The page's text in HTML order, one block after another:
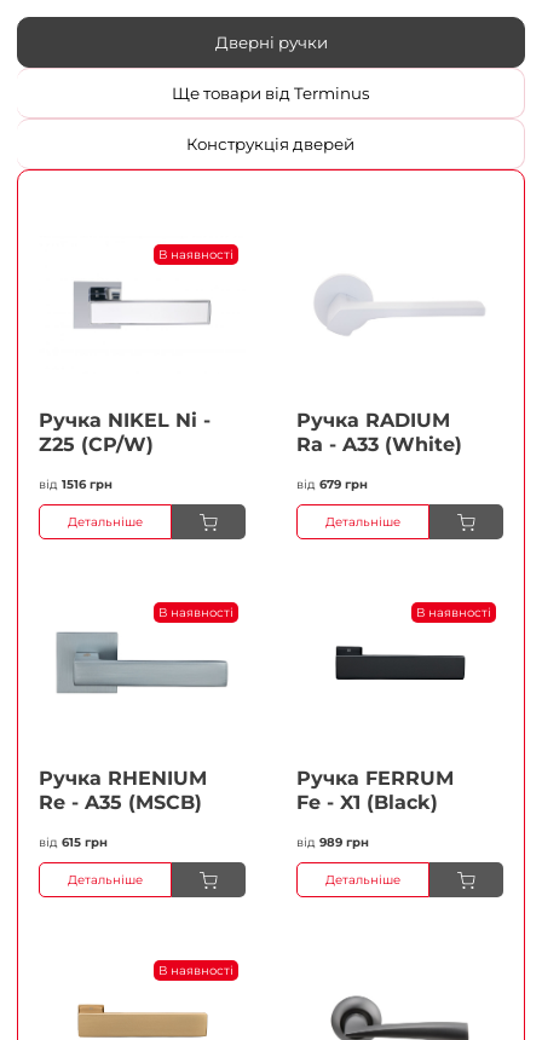
Дверні ручки
Ще товари від Terminus
Конструкція дверей
В наявності
Ручка NIKEL Ni -
Z25 (CP/W)
від 1516 грн
Детальніше
Ручка RADIUM
Ra - A33 (White)
від 679 грн
Детальніше
В наявності
Ручка RHENIUM
Re - A35 (MSCB)
від 615 грн
Детальніше
В наявності
Ручка FERRUМ
Fe - X1 (Black)
від 989 грн
Детальніше
В наявності